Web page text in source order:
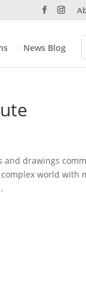
News Blog
and drawings
world with